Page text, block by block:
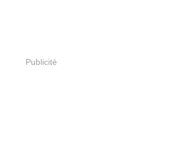
Publicité